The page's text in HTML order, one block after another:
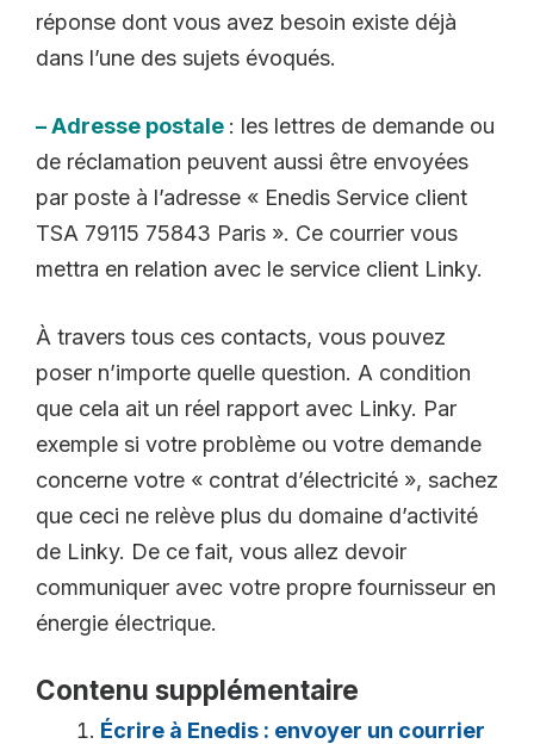
réponse dont vous avez besoin existe déjà
dans l’une des sujets évoqués.
– Adresse postale : les lettres de demande ou
de réclamation peuvent aussi être envoyées
par poste à l’adresse « Enedis Service client
TSA 79115 75843 Paris ». Ce courrier vous
mettra en relation avec le service client Linky.
À travers tous ces contacts, vous pouvez
poser n’importe quelle question. A condition
que cela ait un réel rapport avec Linky. Par
exemple si votre problème ou votre demande
concerne votre « contrat d’électricité », sachez
que ceci ne relève plus du domaine d’activité
de Linky. De ce fait, vous allez devoir
communiquer avec votre propre fournisseur en
énergie électrique.
Contenu supplémentaire
Écrire à Enedis : envoyer un courrier